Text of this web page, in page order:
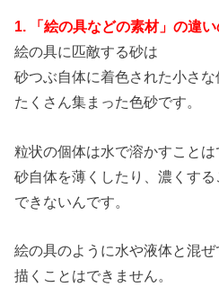
1. 「絵の具などの素材」の違
絵の具に匹敵する砂は
砂つぶ自体に着色された小さな
たくさん集まった色砂です。
粒状の個体は水で溶かすことは
砂自体を薄くしたり、濃くする
できないんです。
絵の具のように水や液体と混ぜ
描くことはできません。